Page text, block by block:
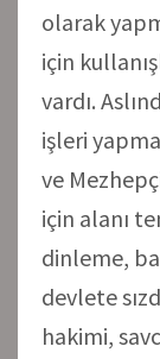
olarak
için
vardı.
işleri
ve
için alanı
dinleme,
devlete
hakimi,